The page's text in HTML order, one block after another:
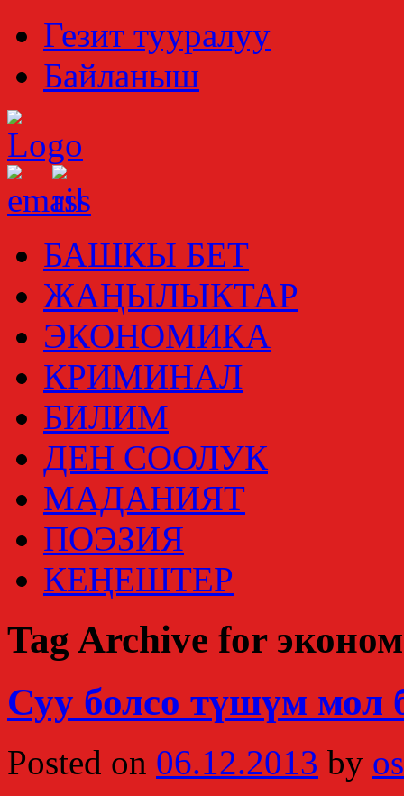
Гезит тууралуу
Байланыш
БАШКЫ БЕТ
ЖАҢЫЛЫКТАР
ЭКОНОМИКА
КРИМИНАЛ
БИЛИМ
ДЕН СООЛУК
МАДАНИЯТ
ПОЭЗИЯ
КЕҢЕШТЕР
Tag Archive for
Суу болсо түшүм мол
Posted on 06.12.2013 by